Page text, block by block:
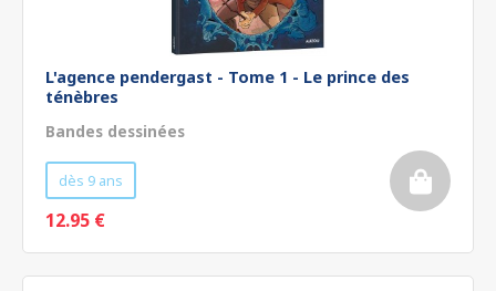
L'agence pendergast - Tome 1 - Le prince des
ténèbres
Bandes dessinées
dès 9 ans
12.95 €